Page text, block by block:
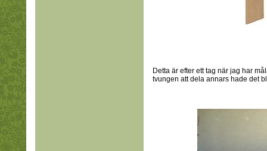
Detta är efter ett tag när jag har
tvungen att dela annars hade det